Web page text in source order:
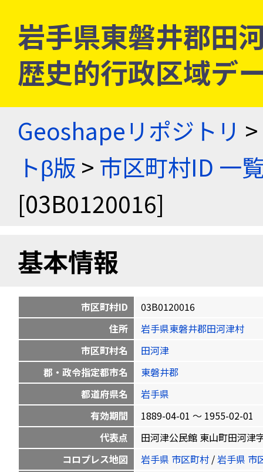
岩手県東磐井郡田
歴史的行政区域デ
Geoshapeリポジトリ >
トβ版 > 市区町村ID 一
[03B0120016]
基本情報
市区町村ID
03B0120016
住所
岩手県東磐井郡田河津村
市区町村名
田河津
郡・政令指定都市名
東磐井郡
都道府県名
岩手県
有効期間
1889-04-01 〜 1955-02-01
代表点
田河津公民館 東山町田河津
コロプレス地図
岩手県 市区町村 /岩手県 市